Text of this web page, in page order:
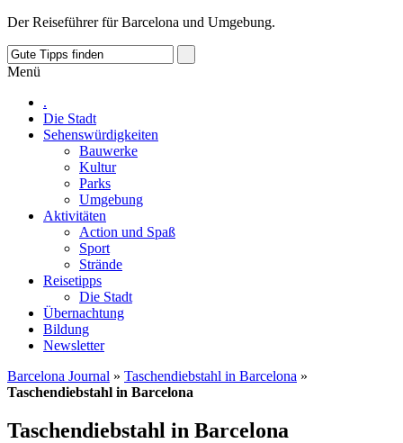
Der Reiseführer für Barcelona und Umgebung.
Menü
.
Die Stadt
Sehenswürdigkeiten
Bauwerke
Kultur
Parks
Umgebung
Aktivitäten
Action und Spaß
Sport
Strände
Reisetipps
Die Stadt
Übernachtung
Bildung
Newsletter
Barcelona Journal » Taschendiebstahl in Barcelona »
Taschendiebstahl in Barcelona
Taschendiebstahl in Barcelona